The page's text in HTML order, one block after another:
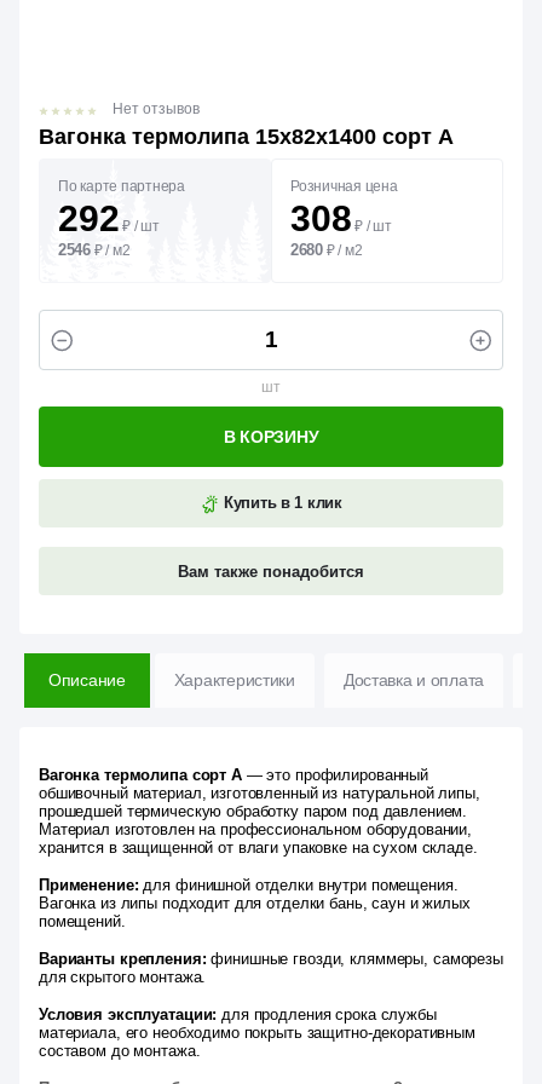
Вагонка термолипа 15х82х1400 сорт А
Нет отзывов
По карте партнера
292 ₽ / шт
2546 ₽/ м2
Розничная цена
308 ₽ / шт
2680 ₽/ м2
шт
Купить в 1 клик
Вам также понадобится
В КОРЗИНУ
Описание Характеристики Доставка и оплата
Вагонка термолипа сорт А — это профилированный
обшивочный материал, изготовленный из натуральной липы,
прошедшей термическую обработку паром под давлением.
Материал изготовлен на профессиональном оборудовании,
хранится в защищенной от влаги упаковке на сухом складе.
Применение: для финишной отделки внутри помещения.
Вагонка из липы подходит для отделки бань, саун и жилых
помещений.
Варианты крепления: финишные гвозди, кляммеры, саморезы
для скрытого монтажа.
Условия эксплуатации:для продления срока службы
материала, его необходимо покрыть защитно-декоративным
составом до монтажа.